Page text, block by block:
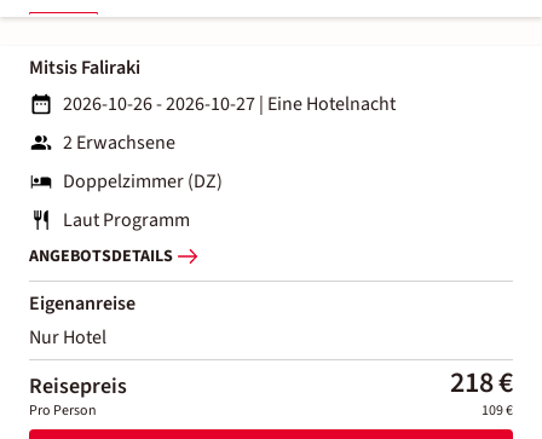
Mitsis Faliraki
2026-10-26 - 2026-10-27| Eine Hotelnacht
2 Erwachsene
Doppelzimmer (DZ)
Laut Programm
ANGEBOTSDETAILS
Eigenanreise
Nur Hotel
Reisepreis 218 €
Pro Person 109 €